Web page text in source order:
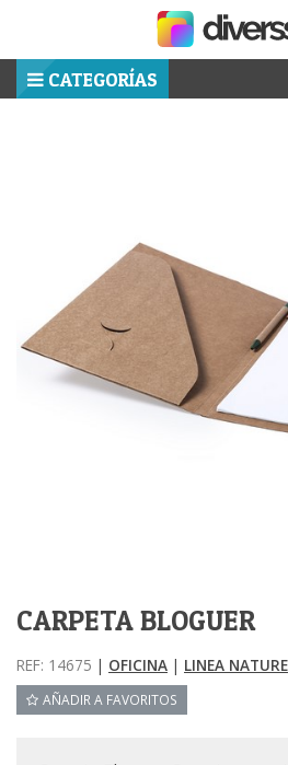
CATEGORÍAS
CARPETA BLOGUER
REF: 14675 | OFICINA | LINEA NATURE
AÑADIR A FAVORITOS